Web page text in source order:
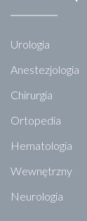
Urologia
Anestezjologia
Chirurgia
Ortopedia
Hematologia
Wewnętrzny
Neurologia